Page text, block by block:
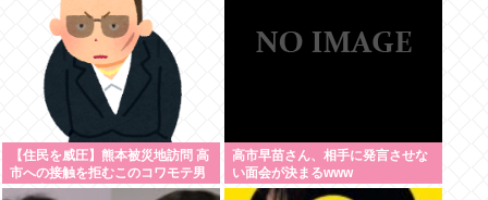
【住民を威圧】熊本被災地訪問 高
市への接触を拒むこのコワモテ男
は何者？
高市早苗さん、相手に発言させな
い面会が決まるwww